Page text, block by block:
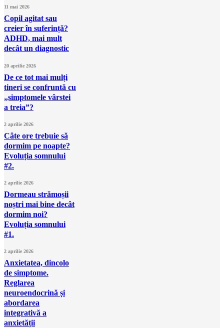
11 mai 2026
Copil agitat sau
creier în suferință?
ADHD, mai mult
decât un diagnostic
20 aprilie 2026
De ce tot mai mulți
tineri se confruntă cu
„simptomele vârstei
a treia”?
2 aprilie 2026
Câte ore trebuie să
dormim pe noapte?
Evoluția somnului
#2.
2 aprilie 2026
Dormeau strămoșii
noștri mai bine decât
dormim noi?
Evoluția somnului
#1.
2 aprilie 2026
Anxietatea, dincolo
de simptome.
Reglarea
neuroendocrină și
abordarea
integrativă a
anxietății